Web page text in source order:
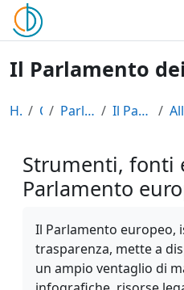
Vai al contenuto principale
Il Parlamento
Home Corsi Parlamento Europeo Il Parlamento dei diritti
Strumenti, fonti
Parlamento
Il Parlamento europeo,
trasparenza, mette a
un ampio ventaglio di